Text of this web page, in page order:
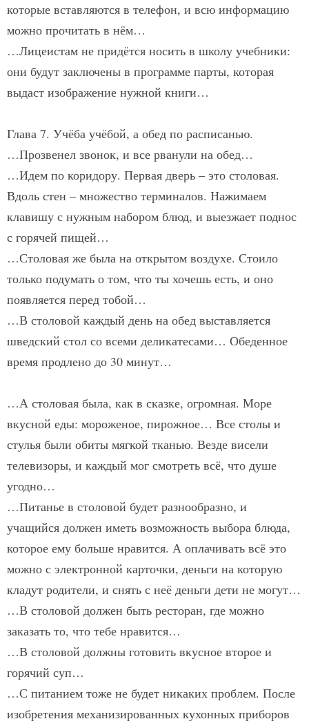
которые вставляются в телефон, и всю информацию
можно прочитать в нём…
…Лицеистам не придётся носить в школу учебники:
они будут заключены в программе парты, которая
выдаст изображение нужной книги…
Глава 7. Учёба учёбой, а обед по расписанью.
…Прозвенел звонок, и все рванули на обед…
…Идем по коридору. Первая дверь – это столовая.
Вдоль стен – множество терминалов. Нажимаем
клавишу с нужным набором блюд, и выезжает поднос
с горячей пищей…
…Столовая же была на открытом воздухе. Стоило
только подумать о том, что ты хочешь есть, и оно
появляется перед тобой…
…В столовой каждый день на обед выставляется
шведский стол со всеми деликатесами… Обеденное
время продлено до 30 минут…
…А столовая была, как в сказке, огромная. Море
вкусной еды: мороженое, пирожное… Все столы и
стулья были обиты мягкой тканью. Везде висели
телевизоры, и каждый мог смотреть всё, что душе
угодно…
…Питанье в столовой будет разнообразно, и
учащийся должен иметь возможность выбора блюда,
которое ему больше нравится. А оплачивать всё это
можно с электронной карточки, деньги на которую
кладут родители, и снять с неё деньги дети не могут…
…В столовой должен быть ресторан, где можно
заказать то, что тебе нравится…
…В столовой должны готовить вкусное второе и
горячий суп…
…С питанием тоже не будет никаких проблем. После
изобретения механизированных кухонных приборов